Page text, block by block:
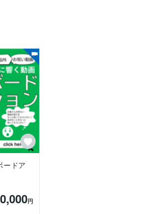
解決しましょう！
のです。
。
ずはあなたの現状やお悩み、やりたいことを
ードア
円